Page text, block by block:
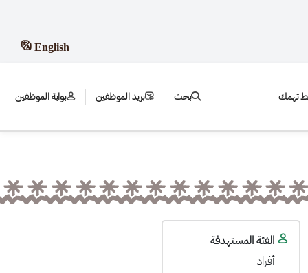
English
تهمك بحث بريد الموظفين بوابة الموظفين
الفئة المستهدفة
أفراد